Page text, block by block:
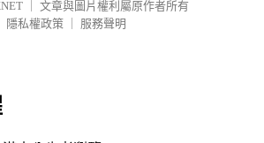
文章與圖片權利屬原作者所有
隱私權政策
服務聲明